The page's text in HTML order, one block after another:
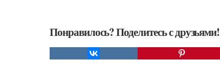
Понравилось? Поделитесь с друзьями!